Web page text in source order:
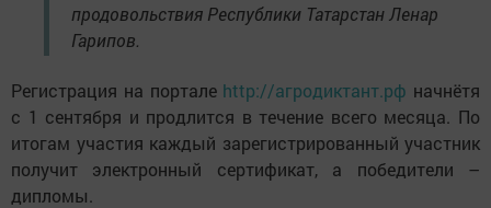
продовольствия Республики Татарстан Ленар
Гарипов.
Регистрация на портале http://агродиктант.рф начнётя
с 1 сентября и продлится в течение всего месяца. По
итогам участия каждый зарегистрированный участник
получит электронный сертификат, а победители –
дипломы.